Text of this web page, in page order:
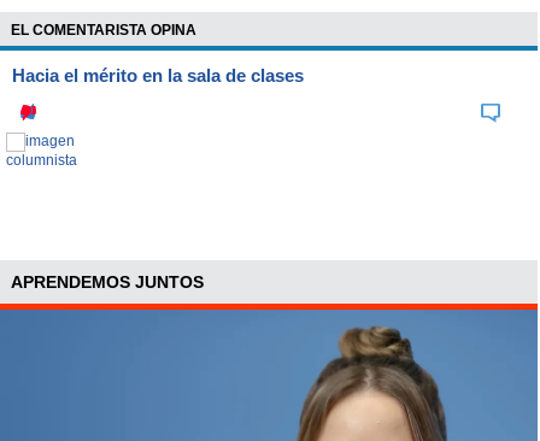
EL COMENTARISTA OPINA
Hacia el mérito en la sala de clases
APRENDEMOS JUNTOS